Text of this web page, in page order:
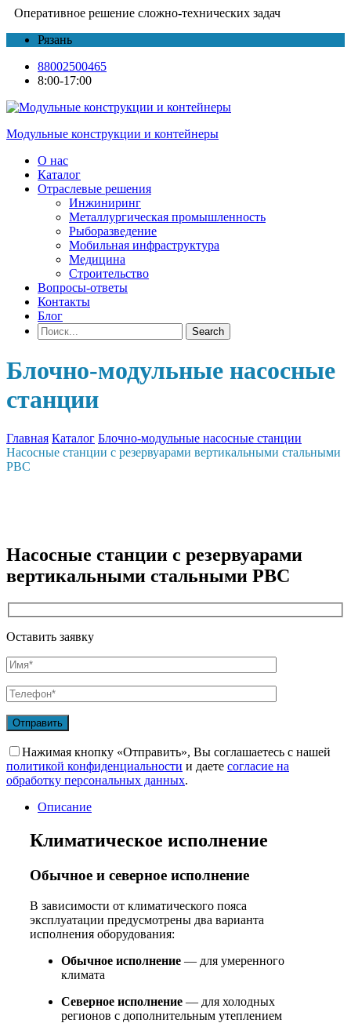
Оперативное решение сложно-технических задач
Рязань
88002500465
8:00-17:00
Модульные конструкции и контейнеры
О нас
Каталог
Отраслевые решения
Инжиниринг
Металлургическая промышленность
Рыборазведение
Мобильная инфраструктура
Медицина
Строительство
Вопросы-ответы
Контакты
Блог
Блочно-модульные насосные
станции
Главная Каталог Блочно-модульные насосные станции
Насосные станции с резервуарами вертикальными стальными
РВС
Насосные станции с резервуарами
вертикальными стальными РВС
Оставить заявку
Нажимая кнопку «Отправить», Вы соглашаетесь с нашей
политикой конфиденциальности и даете согласие на
обработку персональных данных.
Описание
Климатическое исполнение
Обычное и северное исполнение
В зависимости от климатического пояса
эксплуатации предусмотрены два варианта
исполнения оборудования:
Обычное исполнение — для умеренного
климата
Северное исполнение — для холодных
регионов с дополнительным утеплением